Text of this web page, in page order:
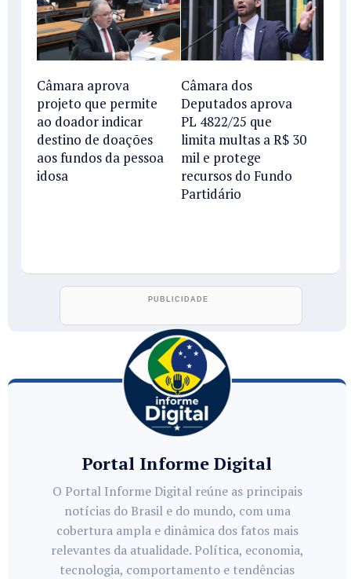
Câmara aprova
projeto que permite
ao doador indicar
destino de doações
aos fundos da pessoa
idosa
Câmara dos
Deputados aprova
PL 4822/25 que
limita multas a R$ 30
mil e protege
recursos do Fundo
Partidário
Portal Informe Digital
O Portal Informe Digital reúne as principais
notícias do Brasil e do mundo, com uma
cobertura ampla e dinâmica dos fatos mais
relevantes da atualidade. Política, economia,
tecnologia, comportamento e tendências